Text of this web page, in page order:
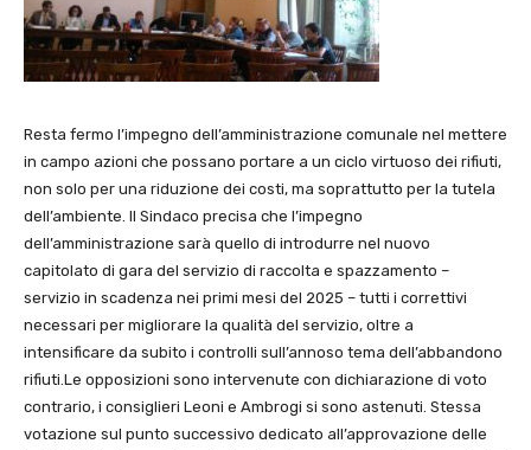
Resta fermo l’impegno dell’amministrazione comunale nel mettere
in campo azioni che possano portare a un ciclo virtuoso dei rifiuti,
non solo per una riduzione dei costi, ma soprattutto per la tutela
dell’ambiente. Il Sindaco precisa che l’impegno
dell’amministrazione sarà quello di introdurre nel nuovo
capitolato di gara del servizio di raccolta e spazzamento –
servizio in scadenza nei primi mesi del 2025 – tutti i correttivi
necessari per migliorare la qualità del servizio, oltre a
intensificare da subito i controlli sull’annoso tema dell’abbandono
rifiuti.Le opposizioni sono intervenute con dichiarazione di voto
contrario, i consiglieri Leoni e Ambrogi si sono astenuti. Stessa
votazione sul punto successivo dedicato all’approvazione delle